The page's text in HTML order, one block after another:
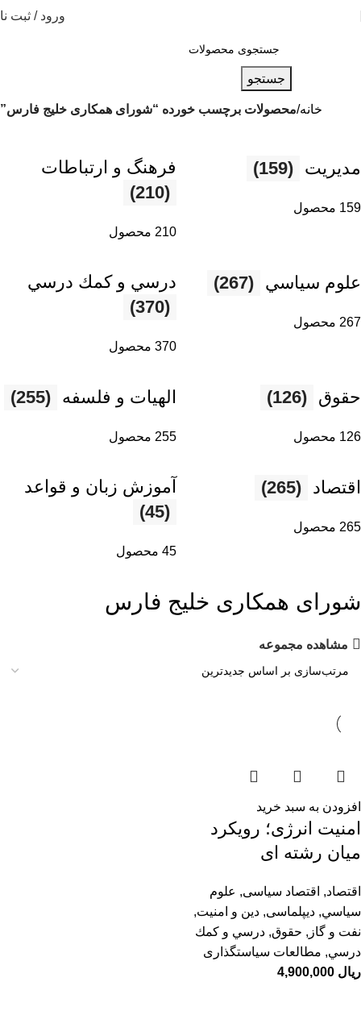
ورود / ثبت
جستجو
خانه محصولات برچسب خورده “شورای همکاری خلیج فارس”
مديريت (159)
159 محصول
فرهنگ و ارتباطات
(210)
210 محصول
علوم سياسي (267)
267 محصول
درسي و كمك درسي
(370)
370 محصول
حقوق (126)
126 محصول
الهیات و فلسفه (255)
255 محصول
اقتصاد (265)
265 محصول
آموزش زبان و قواعد
(45)
45 محصول
شورای همکاری خلیج فارس
مشاهده مجموعه
افزودن به سبد خرید
امنیت انرژی؛ رویکرد
میان رشته ای
اقتصاد, اقتصاد سیاسی, علوم
سياسي, دیپلماسی, دین و امنیت,
نفت و گاز , حقوق, درسي و كمك
درسي, مطالعات سیاستگذاری
ریال